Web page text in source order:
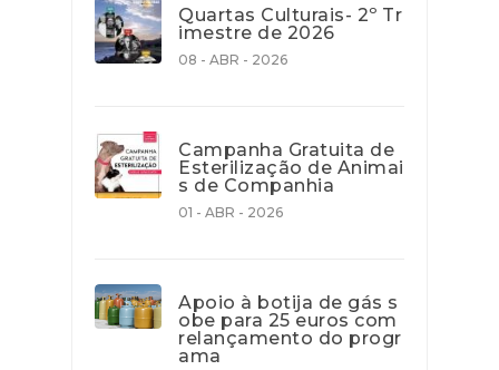
Quartas Culturais- 2º Tr
imestre de 2026
08 - ABR - 2026
Campanha Gratuita de
Esterilização de Animai
s de Companhia
01 - ABR - 2026
Apoio à botija de gás s
obe para 25 euros com
relançamento do progr
ama